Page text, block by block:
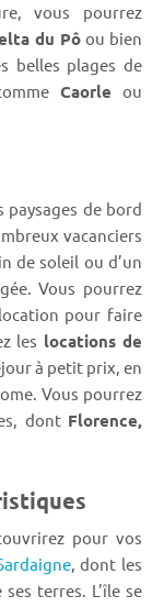
vous pourrez
du Pôou bien
belles plages de
Caorle ou
paysages de bord
vacanciers
de soleil ou d’un
Vous pourrez
pour faire
les locations de
à petit prix, en
Vous pourrez
dont Florence,
pour vos
, dont les
terres. L’île se